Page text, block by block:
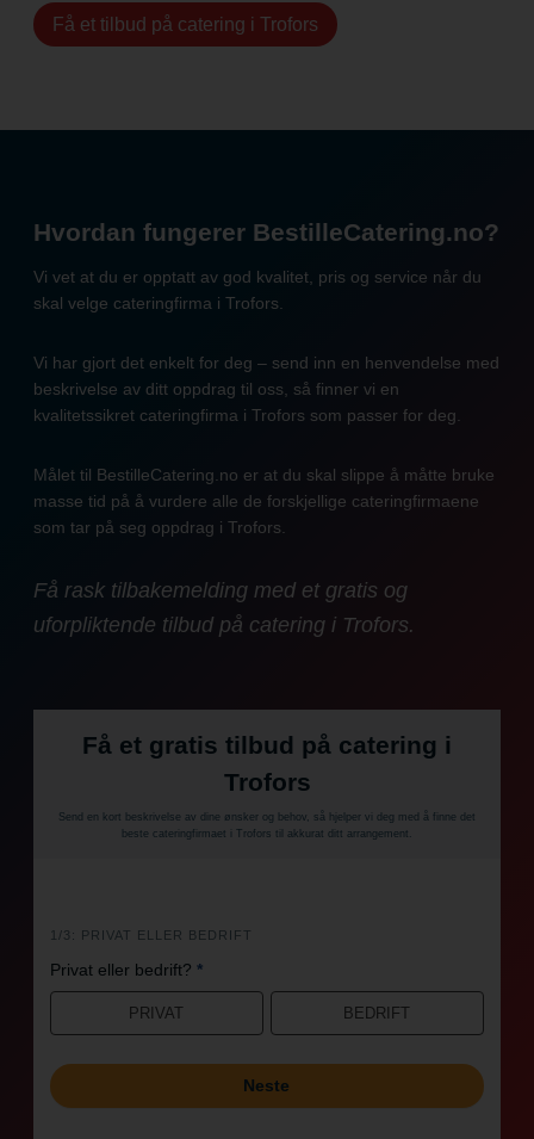
Få et tilbud på catering i Trofors
Hvordan fungerer BestilleCatering.no?
Vi vet at du er opptatt av god kvalitet, pris og service når du
skal velge cateringfirma i Trofors.
Vi har gjort det enkelt for deg – send inn en henvendelse med
beskrivelse av ditt oppdrag til oss, så finner vi en
kvalitetssikret cateringfirma i Trofors som passer for deg.
Målet til BestilleCatering.no er at du skal slippe å måtte bruke
masse tid på å vurdere alle de forskjellige cateringfirmaene
som tar på seg oppdrag i Trofors.
Få rask tilbakemelding med et gratis og
uforpliktende tilbud på catering i Trofors.
Få et gratis tilbud på catering i
Trofors
Send en kort beskrivelse av dine ønsker og behov, så hjelper vi deg med å finne det
beste cateringfirmaet i Trofors til akkurat ditt arrangement.
i
n
n
d
1/3: PRIVAT ELLER BEDRIFT
Privat eller bedrift? *
PRIVAT BEDRIFT
Neste